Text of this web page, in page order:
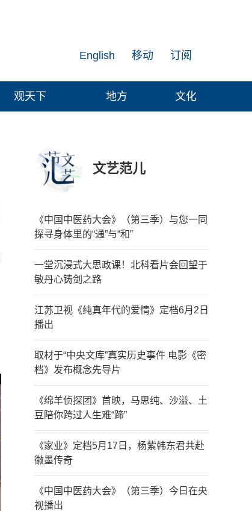
订阅
移动
English
观天下 地方 文化
文艺范儿
《中国中医药大会》（第三季）与您一同
探寻身体里的“通”与“和”
一堂沉浸式大思政课！北科看片会回望于
敏丹心铸剑之路
江苏卫视《纯真年代的爱情》定档6月2日
播出
取材于“中央文库”真实历史事件 电影《密
档》发布概念先导片
《绵羊侦探团》首映，马思纯、沙溢、土
豆陪你跨过人生难“蹄”
《家业》定档5月17日，杨紫韩东君共赴
徽墨传奇
《中国中医药大会》（第三季）今日在央
视播出